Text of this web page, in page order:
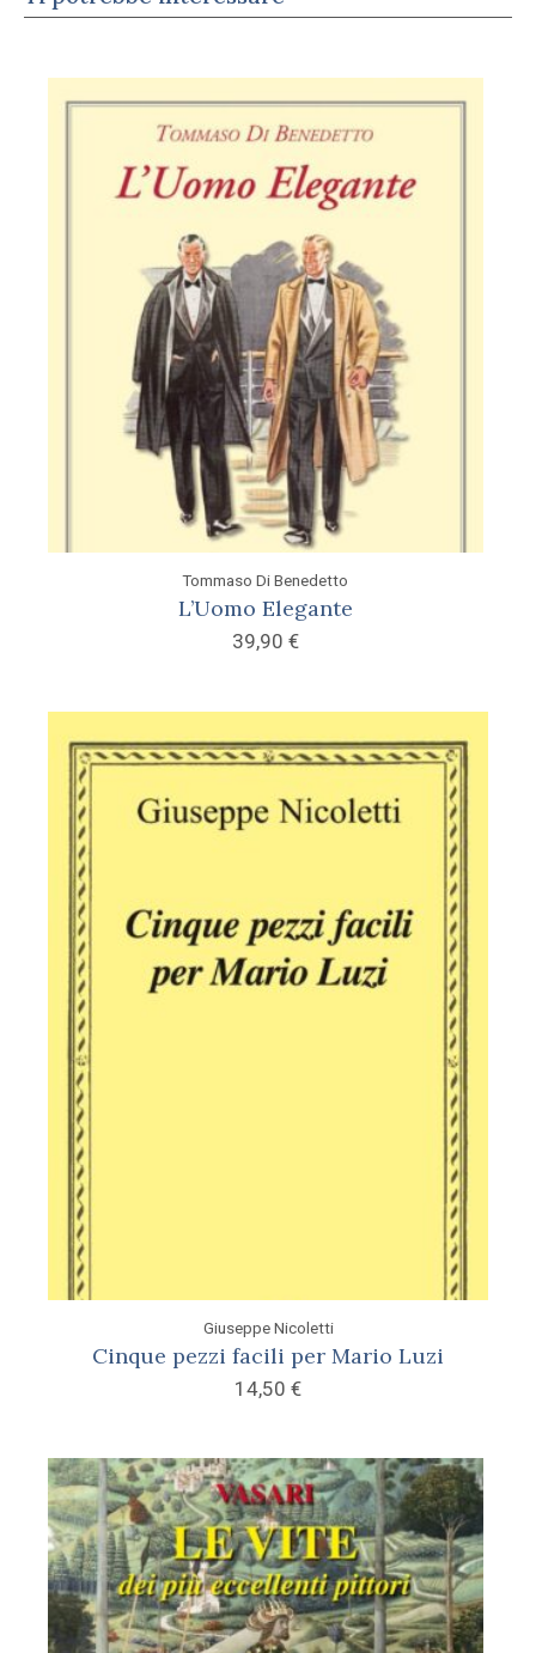
Tommaso Di Benedetto
L’Uomo Elegante
39,90 €
Giuseppe Nicoletti
Cinque pezzi facili per Mario Luzi
14,50 €